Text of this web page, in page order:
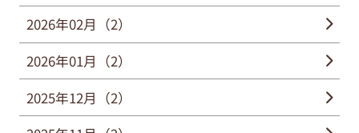
2026年02月（2）
2026年01月（2）
2025年12月（2）